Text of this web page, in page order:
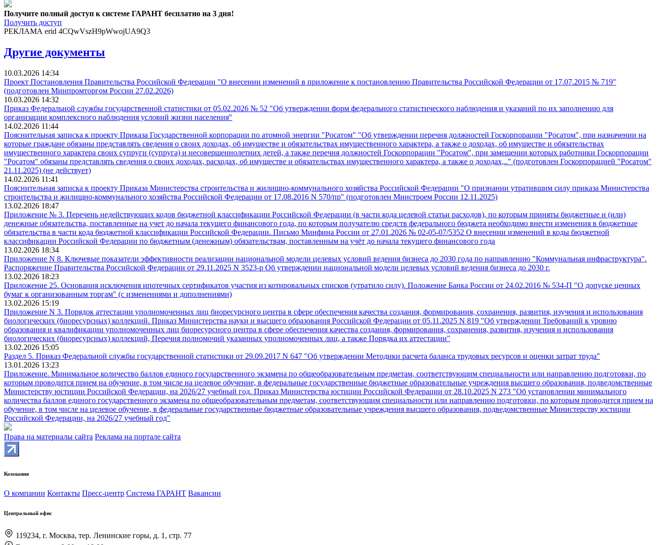
Получите полный доступ к системе ГАРАНТ бесплатно на 3 дня!
Получить доступ
РЕКЛАМА erid 4CQwVszH9pWwojUA9Q3
Другие документы
10.03.2026 14:34
Проект Постановления Правительства Российской Федерации "О внесении изменений в приложение к постановлению Правительства Российской Федерации от 17.07.2015 № 719"
(подготовлен Минпромторгом России 27.02.2026)
10.03.2026 14:32
Приказ Федеральной службы государственной статистики от 05.02.2026 № 52 "Об утверждении форм федерального статистического наблюдения и указаний по их заполнению для
организации комплексного наблюдения условий жизни населения"
14.02.2026 11:44
Пояснительная записка к проекту Приказа Государственной корпорации по атомной энергии "Росатом" "Об утверждении перечня должностей Госкорпорации "Росатом", при назначении на
которые граждане обязаны представлять сведения о своих доходах, об имуществе и обязательствах имущественного характера, а также о доходах, об имуществе и обязательствах
имущественного характера своих супруги (супруга) и несовершеннолетних детей, а также перечня должностей Госкорпорации "Росатом", при замещении которых работники Госкорпорации
"Росатом" обязаны представлять сведения о своих доходах, расходах, об имуществе и обязательствах имущественного характера, а также о доходах,.." (подготовлен Госкорпорацией "Росатом"
21.11.2025) (не действует)
14.02.2026 11:41
Пояснительная записка к проекту Приказа Министерства строительства и жилищно-коммунального хозяйства Российской Федерации "О признании утратившим силу приказа Министерства
строительства и жилищно-коммунального хозяйства Российской Федерации от 17.08.2016 N 570/пр" (подготовлен Минстроем России 12.11.2025)
13.02.2026 18:47
Приложение № 3. Перечень недействующих кодов бюджетной классификации Российской Федерации (в части кода целевой статьи расходов), по которым приняты бюджетные и (или)
денежные обязательства, поставленные на учет до начала текущего финансового года, по которым получателю средств федерального бюджета необходимо внести изменения в бюджетные
обязательства в части кода бюджетной классификации Российской Федерации. Письмо Минфина России от 27.01.2026 № 02-05-07/5352 О внесении изменений в коды бюджетной
классификации Российской Федерации по бюджетным (денежным) обязательствам, поставленным на учёт до начала текущего финансового года
13.02.2026 18:34
Приложение N 8. Ключевые показатели эффективности реализации национальной модели целевых условий ведения бизнеса до 2030 года по направлению "Коммунальная инфраструктура".
Распоряжение Правительства Российской Федерации от 29.11.2025 N 3523-р Об утверждении национальной модели целевых условий ведения бизнеса до 2030 г.
13.02.2026 18:23
Приложение 25. Основания исключения ипотечных сертификатов участия из котировальных списков (утратило силу). Положение Банка России от 24.02.2016 № 534-П "О допуске ценных
бумаг к организованным торгам" (с изменениями и дополнениями)
13.02.2026 15:19
Приложение N 3. Порядок аттестации уполномоченных лиц биоресурсного центра в сфере обеспечения качества создания, формирования, сохранения, развития, изучения и использования
биологических (биоресурсных) коллекций. Приказ Министерства науки и высшего образования Российской Федерации от 05.11.2025 N 819 "Об утверждении Требований к уровню
образования и квалификации уполномоченных лиц биоресурсного центра в сфере обеспечения качества создания, формирования, сохранения, развития, изучения и использования
биологических (биоресурсных) коллекций, Перечня полномочий указанных уполномоченных лиц, а также Порядка их аттестации"
13.02.2026 15:05
Раздел 5. Приказ Федеральной службы государственной статистики от 29.09.2017 N 647 "Об утверждении Методики расчета баланса трудовых ресурсов и оценки затрат труда"
13.01.2026 13:23
Приложение. Минимальное количество баллов единого государственного экзамена по общеобразовательным предметам, соответствующим специальности или направлению подготовки, по
которым проводится прием на обучение, в том числе на целевое обучение, в федеральные государственные бюджетные образовательные учреждения высшего образования, подведомственные
Министерству юстиции Российской Федерации, на 2026/27 учебный год. Приказ Министерства юстиции Российской Федерации от 28.10.2025 N 273 "Об установлении минимального
количества баллов единого государственного экзамена по общеобразовательным предметам, соответствующим специальности или направлению подготовки, по которым проводится прием на
обучение, в том числе на целевое обучение, в федеральные государственные бюджетные образовательные учреждения высшего образования, подведомственные Министерству юстиции
Российской Федерации, на 2026/27 учебный год"
Права на материалы сайта Реклама на портале сайта
Компания
О компании Контакты Пресс-центр Система ГАРАНТ Вакансии
Центральный офис
119234, г. Москва, тер. Ленинские горы, д. 1, стр. 77